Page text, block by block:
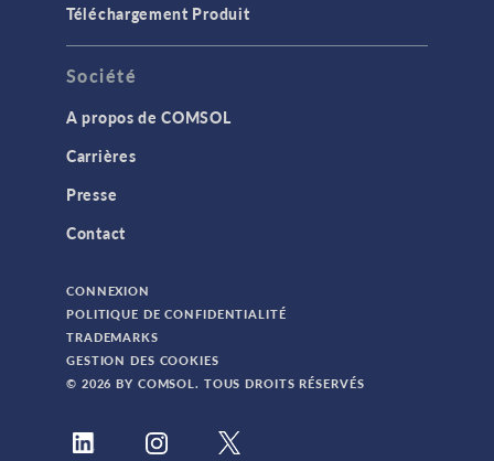
Téléchargement Produit
Société
A propos de COMSOL
Carrières
Presse
Contact
CONNEXION
POLITIQUE DE CONFIDENTIALITÉ
TRADEMARKS
GESTION DES COOKIES
© 2026 BY COMSOL. TOUS DROITS RÉSERVÉS